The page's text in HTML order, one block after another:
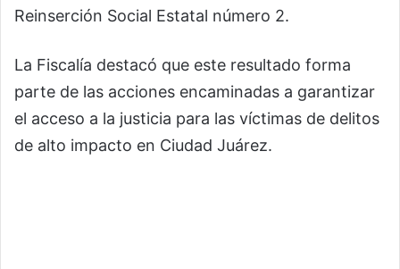
Reinserción Social Estatal número 2.
La Fiscalía destacó que este resultado forma
parte de las acciones encaminadas a garantizar
el acceso a la justicia para las víctimas de delitos
de alto impacto en Ciudad Juárez.